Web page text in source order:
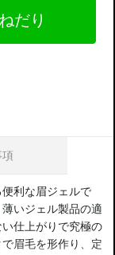
だり
利な眉ジェルで
いジェル製品の適
仕上がりで究極の
眉毛を形作り、定